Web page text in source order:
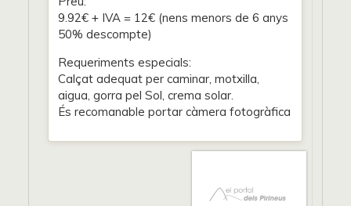
9.92€ + IVA = 12€ (nens menors de 6 anys
50% descompte)
Requeriments especials:
Calçat adequat per caminar, motxilla,
aigua, gorra pel Sol, crema solar.
És recomanable portar càmera fotogràfica